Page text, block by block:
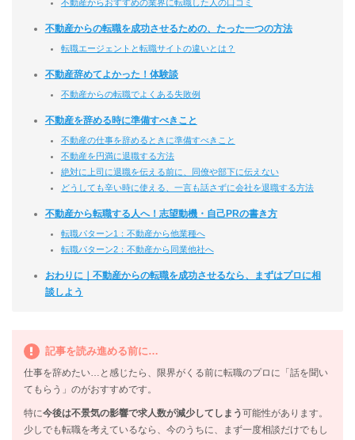
不動産からおすすめの業界に転職した人の口コミ
不動産からの転職を成功させるための、たった一つの方法
転職エージェントと転職サイトの違いとは？
不動産辞めてよかった！体験談
不動産からの転職でよくある失敗例
不動産を辞める時に準備すべきこと
不動産の仕事を辞めるときに準備すべきこと
不動産を円満に退職する方法
絶対に上司に退職を伝える前に、同僚や部下に伝えない
どうしても辛い時に使える、一言も話さずに会社を退職する方法
不動産から転職する人へ！志望動機・自己PRの書き方
転職パターン1：不動産から他業種へ
転職パターン2：不動産から同業他社へ
おわりに｜不動産からの転職を成功させるなら、まずはプロに相
談しよう
記事を読み進める前に…
仕事を辞めたい…と感じたら、限界がくる前に転職のプロに「話を聞い
てもらう」のがおすすめです。
特に今後は不景気の影響で求人数が減少してしまう可能性があります。
少しでも転職を考えているなら、今のうちに、まず一度相談だけでもし